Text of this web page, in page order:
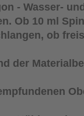
- Wasser-
Ob 10 ml
ob
der